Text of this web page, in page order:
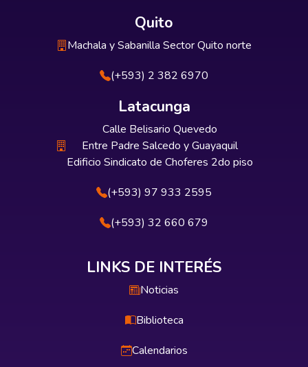
Quito
Machala y Sabanilla Sector Quito norte
(+593) 2 382 6970
Latacunga
Calle Belisario Quevedo
Entre Padre Salcedo y Guayaquil
Edificio Sindicato de Choferes 2do piso
(+593) 97 933 2595
(+593) 32 660 679
LINKS DE INTERÉS
Noticias
Biblioteca
Calendarios